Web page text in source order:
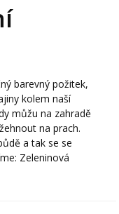
barevný požitek,
kolem naší
můžu na zahradě
na prach.
a tak se se
Zeleninová